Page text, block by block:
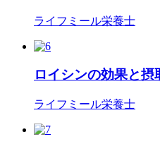
ライフミール栄養士
ロイシンの効果と
ライフミール栄養士